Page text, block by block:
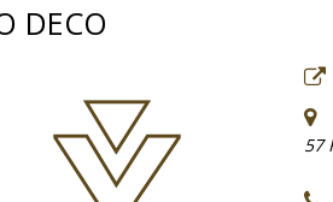
DECO
57